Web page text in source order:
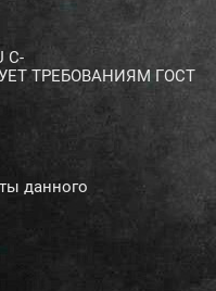
С-
ТРЕБОВАНИЯМ ГОСТ
данного